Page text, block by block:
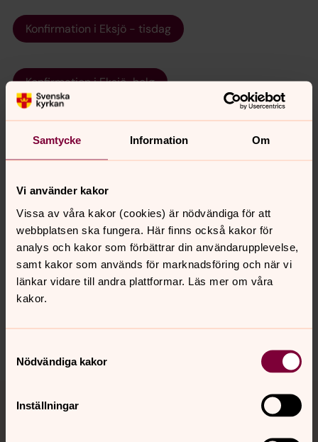
Samtycke Information Om
Vi använder kakor
Vissa av våra kakor (cookies) är nödvändiga för att
webbplatsen ska fungera. Här finns också kakor för
analys och kakor som förbättrar din användarupplevelse,
samt kakor som används för marknadsföring och när vi
länkar vidare till andra plattformar. Läs mer om våra
kakor.
Nödvändiga kakor
Inställningar
Konfirmation i Eksjö - tisdag
Konfirmation i Eksjö-helg
Konfirmation i Norra Solberga-Flisby
Konfirmation i Hässleby/Ingatorp
Senast ändrad 4 maj 2026
Synpunkter eller frågor på sidans
innehåll?